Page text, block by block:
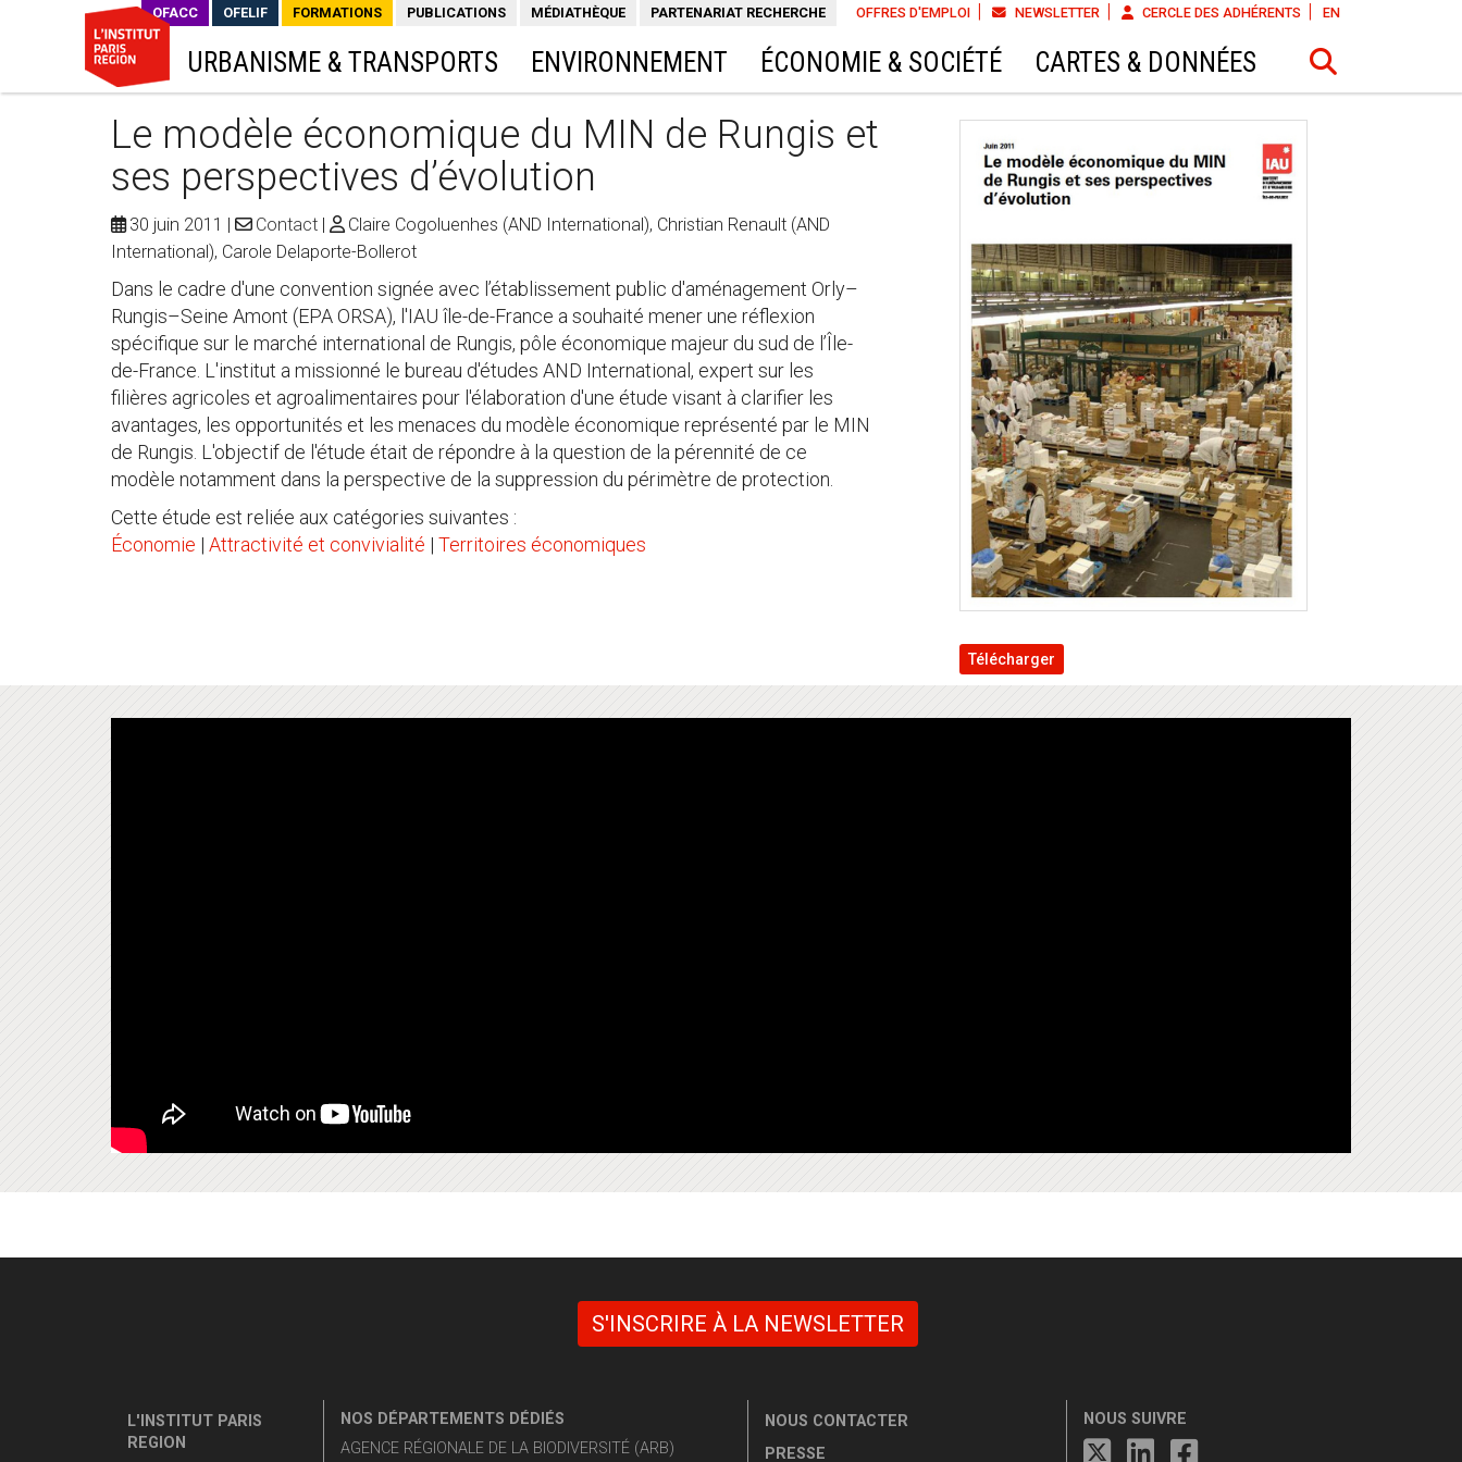
OFFRES D'EMPLOI NEWSLETTER CERCLE DES ADHÉRENTS EN
OFACC OFELIF FORMATIONS PUBLICATIONS MÉDIATHÈQUE PARTENARIAT RECHERCHE
URBANISME & TRANSPORTS ENVIRONNEMENT ÉCONOMIE & SOCIÉTÉ CARTES & DONNÉES
Le modèle économique du MIN de Rungis et
ses perspectives d’évolution
30 juin 2011 Contact
Claire Cogoluenhes (AND International), Christian Renault (AND
International), Carole Delaporte-Bollerot
Dans le cadre d'une convention signée avec l’établissement public d'aménagement Orly–
Rungis–Seine Amont (EPA ORSA), l'IAU île-de-France a souhaité mener une réflexion
spécifique sur le marché international de Rungis, pôle économique majeur du sud de l’Île-
de-France. L'institut a missionné le bureau d'études AND International, expert sur les
filières agricoles et agroalimentaires pour l'élaboration d'une étude visant à clarifier les
avantages, les opportunités et les menaces du modèle économique représenté par le MIN
de Rungis. L'objectif de l'étude était de répondre à la question de la pérennité de ce
modèle notamment dans la perspective de la suppression du périmètre de protection.
Cette étude est reliée aux catégories suivantes :
Économie | Attractivité et convivialité | Territoires économiques
Télécharger
S'INSCRIRE À LA NEWSLETTER
L'INSTITUT PARIS
REGION
NOS DÉPARTEMENTS DÉDIÉS
AGENCE RÉGIONALE DE LA BIODIVERSITÉ (ARB)
NOUS CONTACTER
PRESSE
NOUS SUIVRE